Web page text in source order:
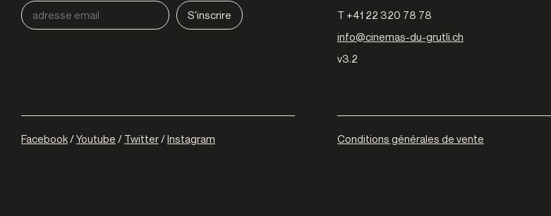
T +41 22 320 78 78
info@cinemas-du-grutli.ch
v3.2
Facebook/Youtube / Twitter/Instagram Conditions générales de vente